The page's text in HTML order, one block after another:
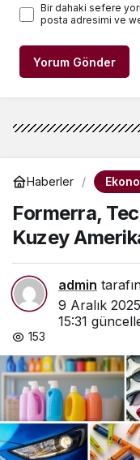
Bir dahaki sefere
posta adresimi ve
Yorum Gönder
Haberler
Formerra,
Kuzey
admin
9 Aralık
15:31
153